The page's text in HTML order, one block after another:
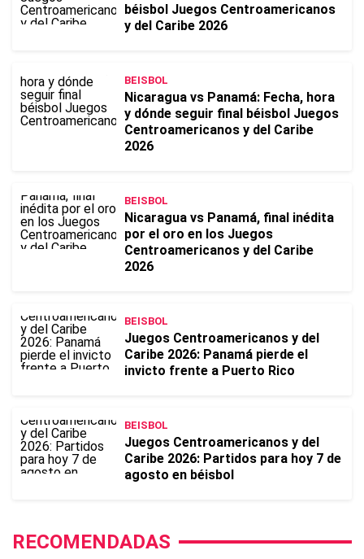
béisbol Juegos Centroamericanos
y del Caribe 2026
BEISBOL
Nicaragua vs Panamá: Fecha, hora
y dónde seguir final béisbol Juegos
Centroamericanos y del Caribe
2026
BEISBOL
Nicaragua vs Panamá, final inédita
por el oro en los Juegos
Centroamericanos y del Caribe
2026
BEISBOL
Juegos Centroamericanos y del
Caribe 2026: Panamá pierde el
invicto frente a Puerto Rico
BEISBOL
Juegos Centroamericanos y del
Caribe 2026: Partidos para hoy 7 de
agosto en béisbol
RECOMENDADAS